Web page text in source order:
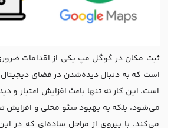
ثبت مکان در گوگل مپ یکی از اقدامات
است که به دنبال دیده‌شدن در فضای
است. این کار نه تنها باعث افزایش اعتبار
می‌شود، بلکه به بهبود سئو محلی و افزایش
می‌کند. با پیروی از مراحل ساده‌ای که در